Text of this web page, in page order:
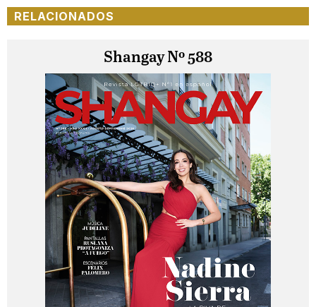
RELACIONADOS
Shangay Nº 588